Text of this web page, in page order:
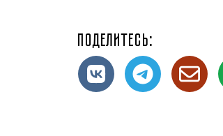
Поделитесь: